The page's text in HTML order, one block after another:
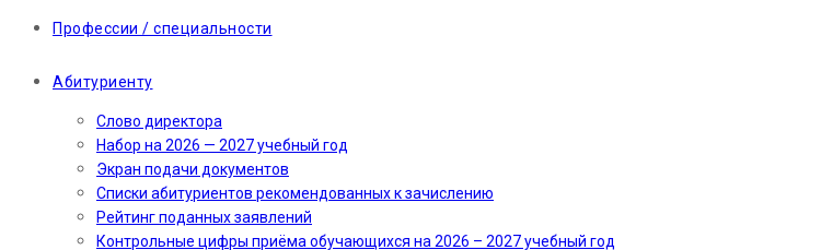
Профессии / специальности
Абитуриенту
Слово директора
Набор на 2026 — 2027 учебный год
Экран подачи документов
Cписки абитуриентов рекомендованных к зачислению
Рейтинг поданных заявлений
Контрольные цифры приёма обучающихся на 2026 – 2027 учебный год